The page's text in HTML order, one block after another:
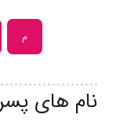
م
نام های